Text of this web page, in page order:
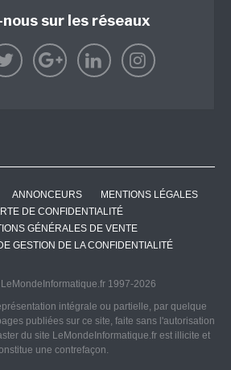
sur les réseaux
ANNONCEURS
MENTIONS LÉGALES
DE CONFIDENTIALITÉ
GÉNÉRALES DE VENTE
GESTION DE LA CONFIDENTIALITÉ
1997-2026
intégrale ou partielle, par quelque
publiées sur ce site, faite sans l'autorisation
du site LeMondeInformatique.fr est illicite et
une contrefaçon.